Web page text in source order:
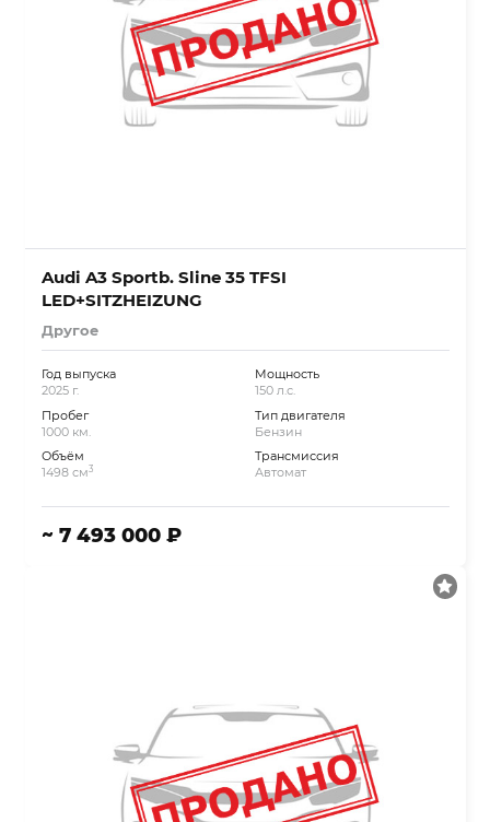
Audi A3 Sportb. Sline 35 TFSI
LED+SITZHEIZUNG
Другое
Год выпуска
2025 г.
Пробег
1000 км.
Объём
1498 см3
Мощность
150 л.с.
Тип двигателя
Бензин
Трансмиссия
Автомат
~ 7 493 000 ₽